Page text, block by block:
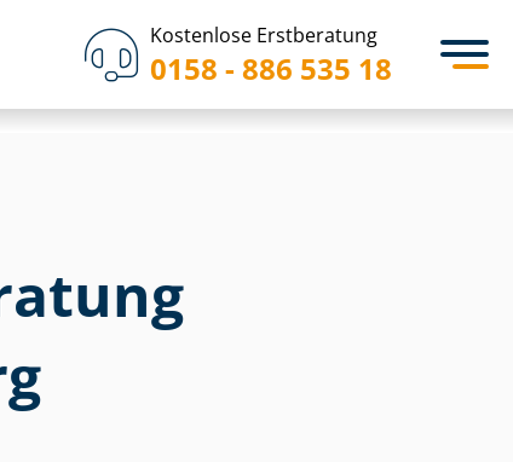
Kostenlose Erstberatung
0158 - 886 535 18